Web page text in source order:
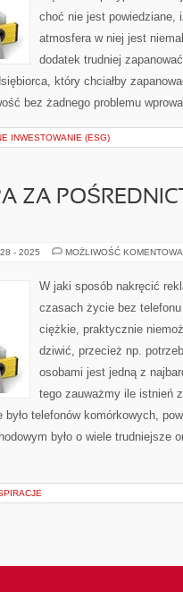
choć nie jest powiedziane,
atmosfera w niej jest
dodatek trudniej
który chciałby
bez żadnego problemu
INWESTOWANIE (ESG)
ZA
- 2025 MOŻLIWOŚĆ
W jaki sposób nakręcić
czasach życie bez
ciężkie, praktycznie
dziwić, przecież np.
osobami jest jedną z
tego zauważmy ile istnień
telefonów komórkowych,
było o wiele trudniejsze